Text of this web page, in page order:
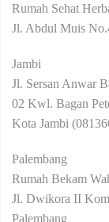
Rumah Sehat
Jl. Abdul Muis
Jambi
Jl. Sersan Anwar
02 Kwl. Bagan
Kota Jambi
Palembang
Rumah Bekam
Jl. Dwikora II
Palembang